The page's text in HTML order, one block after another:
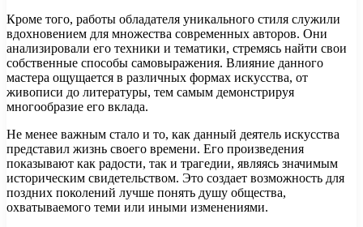
Кроме того, работы обладателя уникального стиля служили
вдохновением для множества современных авторов. Они
анализировали его техники и тематики, стремясь найти свои
собственные способы самовыражения. Влияние данного
мастера ощущается в различных формах искусства, от
живописи до литературы, тем самым демонстрируя
многообразие его вклада.
Не менее важным стало и то, как данный деятель искусства
представил жизнь своего времени. Его произведения
показывают как радости, так и трагедии, являясь значимым
историческим свидетельством. Это создает возможность для
поздних поколений лучше понять душу общества,
охватываемого теми или иными изменениями.